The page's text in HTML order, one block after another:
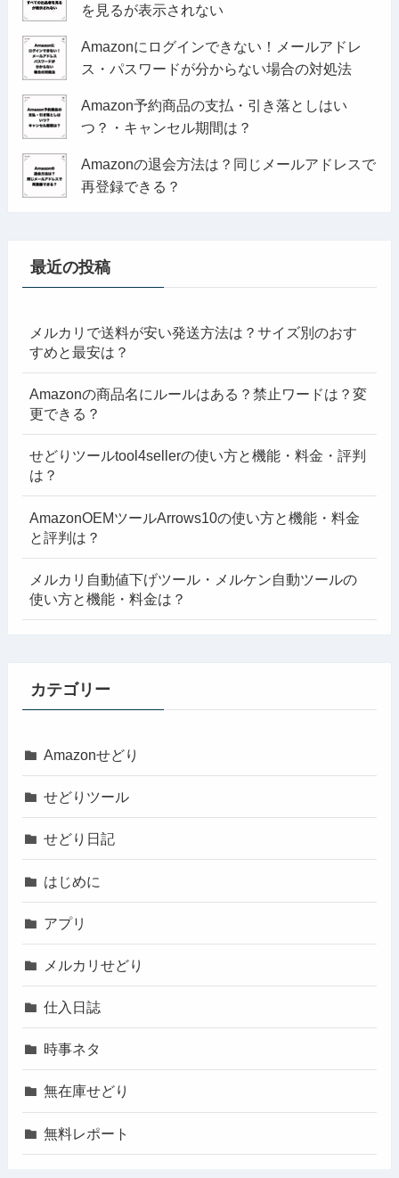
を見るが表示されない
Amazonにログインできない！メールアドレ
ス・パスワードが分からない場合の対処法
Amazon予約商品の支払・引き落としはい
つ？・キャンセル期間は？
Amazonの退会方法は？同じメールアドレスで
再登録できる？
最近の投稿
メルカリで送料が安い発送方法は？サイズ別のおす
すめと最安は？
Amazonの商品名にルールはある？禁止ワードは？変
更できる？
せどりツールtool4sellerの使い方と機能・料金・評判
は？
AmazonOEMツールArrows10の使い方と機能・料金
と評判は？
メルカリ自動値下げツール・メルケン自動ツールの
使い方と機能・料金は？
カテゴリー
Amazonせどり
せどりツール
せどり日記
はじめに
アプリ
メルカリせどり
仕入日誌
時事ネタ
無在庫せどり
無料レポート